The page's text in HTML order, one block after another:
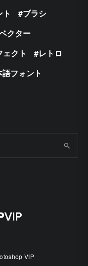
ブラシ
クター
クト
レトロ
フォント
VIP